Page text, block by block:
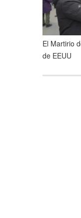
El Martirio
de EEUU